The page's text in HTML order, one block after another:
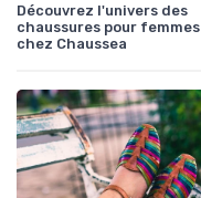
Découvrez l'univers des
chaussures pour femmes
chez Chaussea